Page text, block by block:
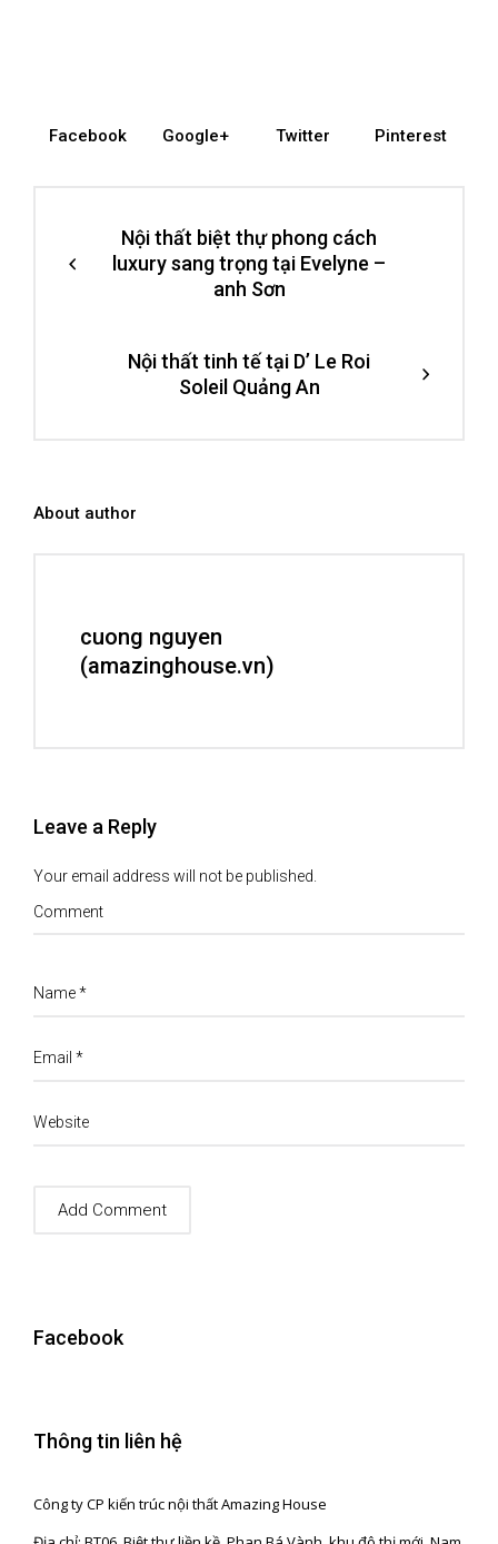
Facebook Google+ Twitter Pinterest
Nội thất biệt thự phong cách
luxury sang trọng tại Evelyne –
anh Sơn
Nội thất tinh tế tại D’ Le Roi
Soleil Quảng An
About author
cuong nguyen
(amazinghouse.vn)
Leave a Reply
Your email address will not be published.
Comment
Name*
Email *
Website
Facebook
Thông tin liên hệ
Công ty CP kiến trúc nội thất Amazing House